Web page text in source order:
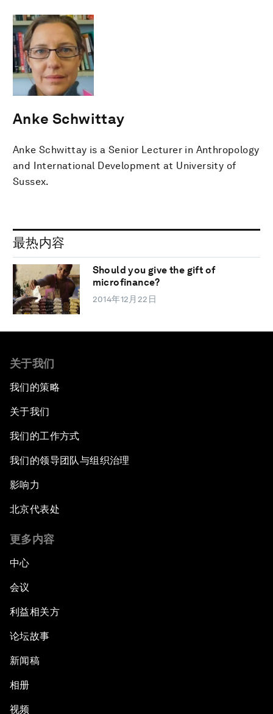
Anke Schwittay
Anke Schwittay is a Senior Lecturer in Anthropology
and International Development at University of
Sussex.
最热内容
Should you give the gift of
microfinance?
2014年12月22日
关于我们
我们的策略
关于我们
我们的工作方式
我们的领导团队与组织治理
影响力
北京代表处
更多内容
中心
会议
利益相关方
论坛故事
新闻稿
相册
视频